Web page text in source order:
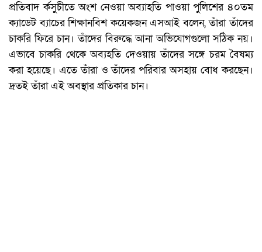
প্রতিবাদ র্কসুচীতে অংশ নেওয়া অব্যাহতি পাওয়া পুলিশের ৪০তম
ক্যাডেট ব্যাচের শিক্ষানবিশ কয়েকজন এসআই বলেন, তাঁরা তাঁদের
চাকরি ফিরে চান। তাঁদের বিরুদ্ধে আনা অভিযোগগুলো সঠিক নয়।
এভাবে চাকরি থেকে অব্যহতি দেওয়ায় তাঁদের সঙ্গে চরম বৈষম্য
করা হয়েছে। এতে তাঁরা ও তাঁদের পরিবার অসহায় বোধ করছেন।
দ্রতই তাঁরা এই অবস্থার প্রতিকার চান।